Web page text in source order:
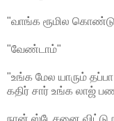
"வாங்க ரூமில
"வேண்டாம்"
"உங்க மேல யாரும்
கதிர் சார் உங்க லாஜ்
நான் ஸ்டேசனை விட்டு